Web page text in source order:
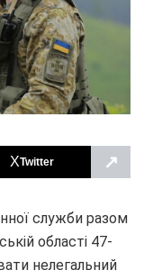
Twitter ↗
служби разом
області 47-
нелегальний